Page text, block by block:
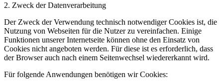
2. Zweck der Datenverarbeitung
Der Zweck der Verwendung technisch notwendiger Cookies ist, die
Nutzung von Webseiten für die Nutzer zu vereinfachen. Einige
Funktionen unserer Internetseite können ohne den Einsatz von
Cookies nicht angeboten werden. Für diese ist es erforderlich, dass
der Browser auch nach einem Seitenwechsel wiedererkannt wird.
Für folgende Anwendungen benötigen wir Cookies: